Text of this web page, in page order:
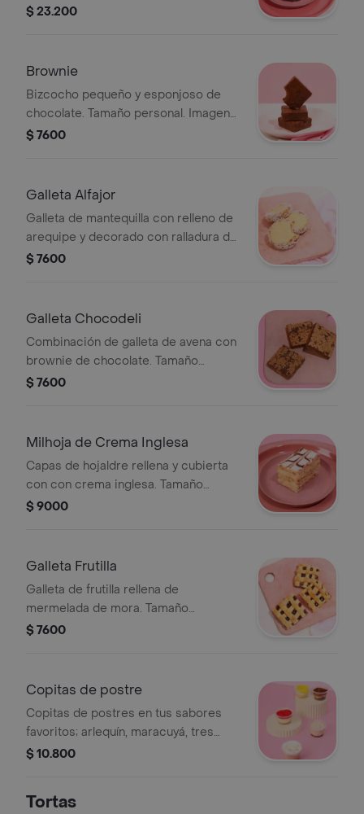
chocolate. Tamaño de 1 a 2 porciones
$ 23.200
Brownie
Bizcocho pequeño y esponjoso de
chocolate. Tamaño personal. Imagen
de referencia.
$ 7600
Galleta Alfajor
Galleta de mantequilla con relleno de
arequipe y decorado con ralladura de
coco. Tamaño personal. Imagen de
$ 7600
Galleta Chocodeli
Combinación de galleta de avena con
brownie de chocolate. Tamaño
personal. Imagen de referencia.
$ 7600
Milhoja de Crema Inglesa
Capas de hojaldre rellena y cubierta
con con crema inglesa. Tamaño
personal. Imagen de referencia.
$ 9000
Galleta Frutilla
Galleta de frutilla rellena de
mermelada de mora. Tamaño
personal. Imagen de referencia.
$ 7600
Copitas de postre
Copitas de postres en tus sabores
favoritos; arlequín, maracuyá, tres
leches, cheesecake de frutos rojos y
$ 10.800
Tortas